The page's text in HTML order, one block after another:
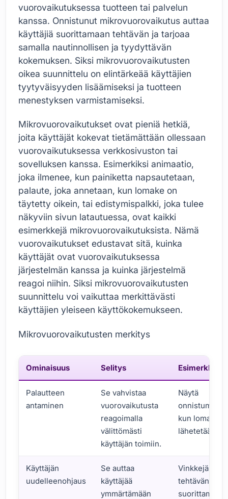
vuorovaikutuksessa tuotteen tai palvelun
kanssa. Onnistunut mikrovuorovaikutus auttaa
käyttäjiä suorittamaan tehtävän ja tarjoaa
samalla nautinnollisen ja tyydyttävän
kokemuksen. Siksi mikrovuorovaikutusten
oikea suunnittelu on elintärkeää käyttäjien
tyytyväisyyden lisäämiseksi ja tuotteen
menestyksen varmistamiseksi.
Mikrovuorovaikutukset ovat pieniä hetkiä,
joita käyttäjät kokevat tietämättään ollessaan
vuorovaikutuksessa verkkosivuston tai
sovelluksen kanssa. Esimerkiksi animaatio,
joka ilmenee, kun painiketta napsautetaan,
palaute, joka annetaan, kun lomake on
täytetty oikein, tai edistymispalkki, joka tulee
näkyviin sivun latautuessa, ovat kaikki
esimerkkejä mikrovuorovaikutuksista. Nämä
vuorovaikutukset edustavat sitä, kuinka
käyttäjät ovat vuorovaikutuksessa
järjestelmän kanssa ja kuinka järjestelmä
reagoi niihin. Siksi mikrovuorovaikutusten
suunnittelu voi vaikuttaa merkittävästi
käyttäjien yleiseen käyttökokemukseen.
Mikrovuorovaikutusten merkitys
Ominaisuus Selitys Esimerkki
Palautteen
antaminen
Se vahvistaa
vuorovaikutusta
reagoimalla
välittömästi
käyttäjän toimiin.
Näytä
kun lomake
lähetetään.
Käyttäjän
uudelleenohjaus
Se auttaa
käyttäjää
ymmärtämään
Vinkkejä
tehtävän